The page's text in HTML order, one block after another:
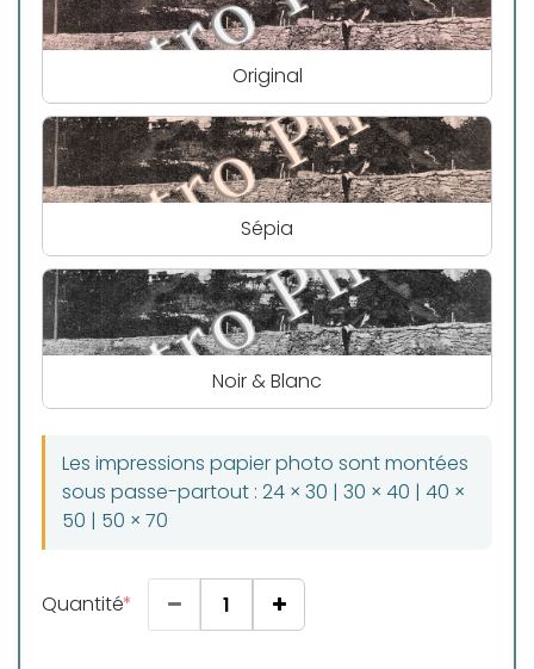
Original
Sépia
Noir & Blanc
Les impressions papier photo sont montées
sous passe-partout : 24 × 30 | 30 × 40 | 40 ×
50 | 50 × 70
Quantité